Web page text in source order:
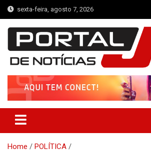
Skip
to
content
sexta-feira, agosto 7, 2026
Portal de Notícias JB
Notícias de Simplício Mendes e Região
Home
POLÍTICA